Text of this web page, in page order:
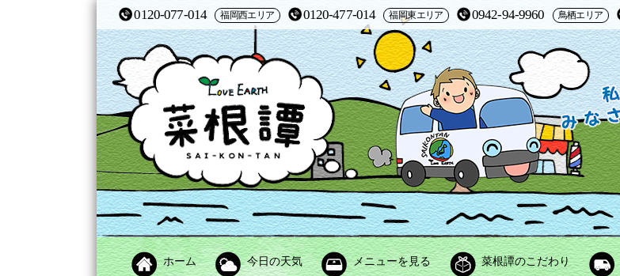
0120-077-014 福岡西エリア 0120-477-014 福岡東エリア 0942-94-9960 鳥栖エリア
ホーム 今日の天気 メニューを見る 菜根譚のこだわり